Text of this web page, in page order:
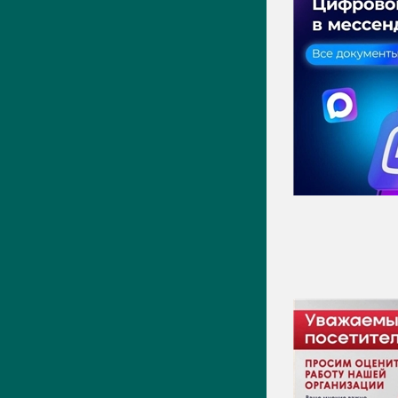
Актуально
Новости
Фото